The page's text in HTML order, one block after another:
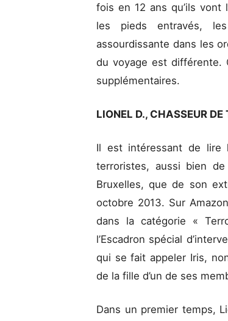
fois en 12 ans qu’ils
les pieds entravés,
assourdissante dans les
du voyage est différente.
supplémentaires.
LIONEL D., CHASSEUR DE
Il est intéressant de lire
terroristes, aussi bien
Bruxelles, que de son
octobre 2013. Sur
dans la catégorie «
l’Escadron spécial
qui se fait appeler Iris,
de la fille d’un de ses
Dans un premier temps,